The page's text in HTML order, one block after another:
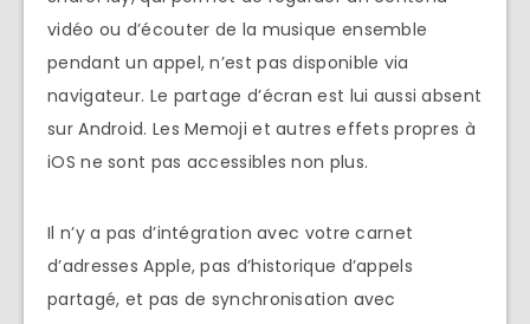
vidéo ou d’écouter de la musique ensemble
pendant un appel, n’est pas disponible via
navigateur. Le partage d’écran est lui aussi absent
sur Android. Les Memoji et autres effets propres à
iOS ne sont pas accessibles non plus.
Il n’y a pas d’intégration avec votre carnet
d’adresses Apple, pas d’historique d’appels
partagé, et pas de synchronisation avec